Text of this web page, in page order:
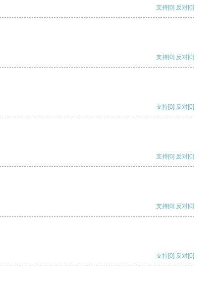
支持[0] 反对[0]
支持[0] 反对[0]
支持[0] 反对[0]
支持[0] 反对[0]
支持[0] 反对[0]
支持[0] 反对[0]